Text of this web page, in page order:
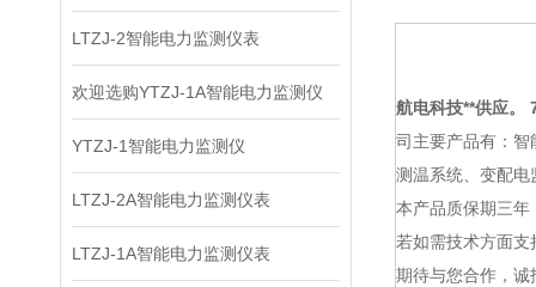
LTZJ-2智能电力监测仪表
欢迎选购YTZJ-1A智能电力监测仪
YTZJ-1智能电力监测仪
LTZJ-2A智能电力监测仪表
LTZJ-1A智能电力监测仪表
航电科技**供应。
司主要产品有：智
测温系统、变配电
本产品质保期三年
若如需技术方面
期待与您合作，